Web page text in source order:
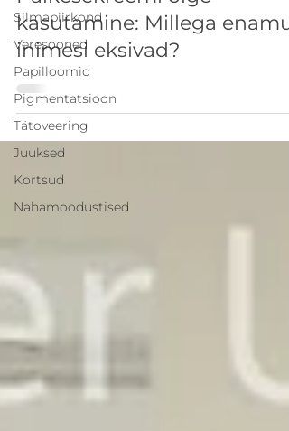
Silmapiirkond
Veresooned
Papilloomid
Pigmentatsioon
Tätoveering
Juuksed
Kortsud
Nahamoodustised
kasutamine: Millega
inimesi eksivad?